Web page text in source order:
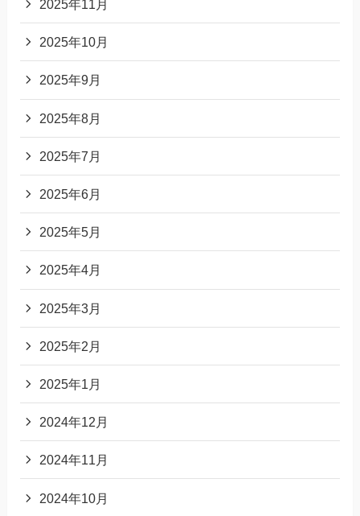
2025年11月
2025年10月
2025年9月
2025年8月
2025年7月
2025年6月
2025年5月
2025年4月
2025年3月
2025年2月
2025年1月
2024年12月
2024年11月
2024年10月